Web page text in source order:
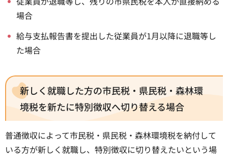
場合
給与支払報告書を提出した従業員が1月以降に退職等し
た場合
新しく就職した方の市民税・県民税・森林環
境税を新たに特別徴収へ切り替える場合
普通徴収によって市民税・県民税・森林環境税を納付して
いる方が新しく就職し、特別徴収に切り替えたいという場